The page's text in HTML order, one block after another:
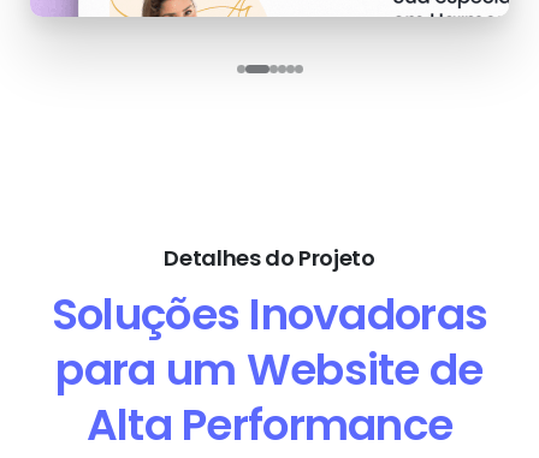
Detalhes do Projeto
Soluções Inovadoras
para um Website de
Alta Performance